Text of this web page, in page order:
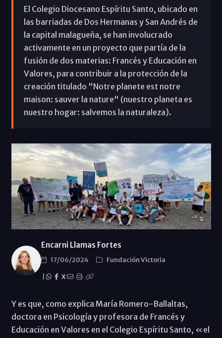
El Colegio Diocesano Espíritu Santo, ubicado en
las barriadas de Dos Hermanas y San Andrés de
la capital malagueña, se han involucrado
activamente en un proyecto que partía de la
fusión de dos materias: Francés y Educación en
Valores, para contribuir a la protección de la
creación titulado "Notre planete est notre
maison: sauver la nature" (nuestro planeta es
nuestro hogar: salvemos la naturaleza).
Encarni Llamas Fortes
17/06/2024
Fundación Victoria
X
Y es que, como explica María Romero-Ballaltas,
doctora en Psicología y profesora de Francés y
Educación en Valores en el Colegio Espíritu Santo, «el